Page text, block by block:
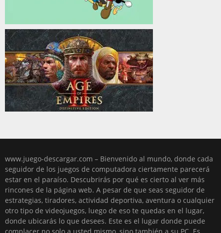
www.juego-descargar.com – Bienvenido al mundo, donde cada
seguidor de los juegos de computadora ciertamente parecerá
estar en el paraíso. Descubrirás por qué es cierto al ver más
rincones de la página web. A pesar de que seas seguidor de
estrategias, tiradores, actividad deportiva, aventura o cualquier
otro tipo de videojuegos, luego de eso te quedas en el lugar,
donde ubicarás lo que desees. Este es el lugar donde puede